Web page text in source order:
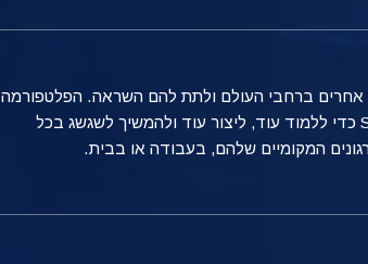
עם אחרים ברחבי העולם ולתת להם השראה. הפלטפורמה
מספקת הצצה אל הדרכים הרבות שאנשים רגילים ברחבי העולם משתמשים בטכנולוגיה של Scientology כדי ללמוד עוד, ליצור עוד ולהמשיך לשגשג בכל